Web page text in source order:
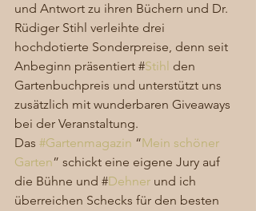
und Antwort zu ihren Büchern und Dr.
Rüdiger Stihl verleihte drei
hochdotierte Sonderpreise, denn seit
Anbeginn präsentiert #Stihl den
Gartenbuchpreis und unterstützt uns
zusätzlich mit wunderbaren Giveaways
bei der Veranstaltung.
Das #Gartenmagazin “Mein schöner
Garten” schickt eine eigene Jury auf
die Bühne und #Dehner und ich
überreichen Schecks für den besten